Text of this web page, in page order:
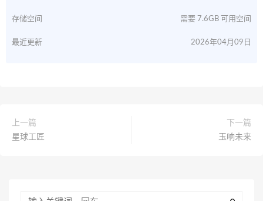
存储空间 需要 7.6GB 可用空间
最近更新 2026年04月09日
上一篇
星球工匠
下一篇
玉响未来